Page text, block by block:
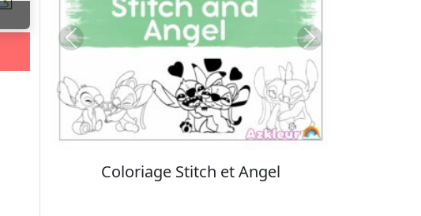
Coloriage Stitch
Previous Next